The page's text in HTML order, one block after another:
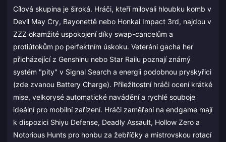
Cílová skupina je široká. Hráči, kteří milovali hloubku komb v
Devil May Cry, Bayonettě nebo Honkai Impact 3rd, najdou v
ZZZ okamžité uspokojení díky swap-cancelům a
protiútokům po perfektním úskoku. Veteráni gacha her
přicházející z Genshinu nebo Star Railu poznají známý
systém "pity" v Signal Search a energii podobnou pryskyřici
(zde zvanou Battery Charge). Příležitostní hráči ocení krátké
mise, velkorysé automatické navádění a rychlé souboje
ideální pro mobilní zařízení. Hráči zaměření na endgame mají
k dispozici Shiyu Defense, Deadly Assault, Hollow Zero a
Notorious Hunts pro honbu za žebříčky a mistrovskou rotací